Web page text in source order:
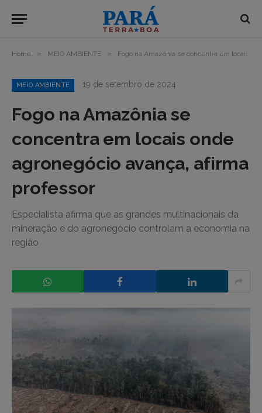
Home » MEIO AMBIENTE » Fogo na Amazônia se concentra em locais onde agronegócio avança, afirma professor
MEIO AMBIENTE 19 de setembro de 2024
Fogo na Amazônia se
concentra em locais onde
agronegócio avança, afirma
professor
Especialista afirma que as grandes multinacionais da
mineração e do agronegócio controlam a economia na
região